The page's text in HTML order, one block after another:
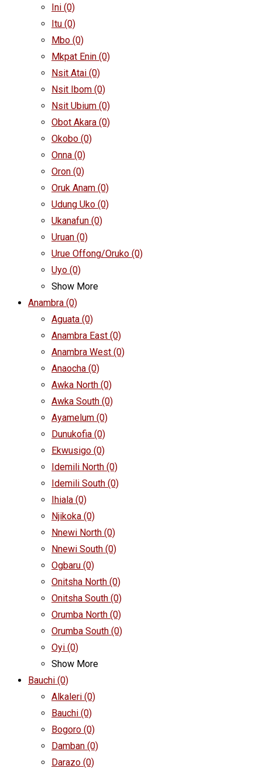
Ini (0)
Itu (0)
Mbo (0)
Mkpat Enin (0)
Nsit Atai (0)
Nsit Ibom (0)
Nsit Ubium (0)
Obot Akara (0)
Okobo (0)
Onna (0)
Oron (0)
Oruk Anam (0)
Udung Uko (0)
Ukanafun (0)
Uruan (0)
Urue Offong/Oruko (0)
Uyo (0)
Show More
Anambra (0)
Aguata (0)
Anambra East (0)
Anambra West (0)
Anaocha (0)
Awka North (0)
Awka South (0)
Ayamelum (0)
Dunukofia (0)
Ekwusigo (0)
Idemili North (0)
Idemili South (0)
Ihiala (0)
Njikoka (0)
Nnewi North (0)
Nnewi South (0)
Ogbaru (0)
Onitsha North (0)
Onitsha South (0)
Orumba North (0)
Orumba South (0)
Oyi (0)
Show More
Bauchi (0)
Alkaleri (0)
Bauchi (0)
Bogoro (0)
Damban (0)
Darazo (0)